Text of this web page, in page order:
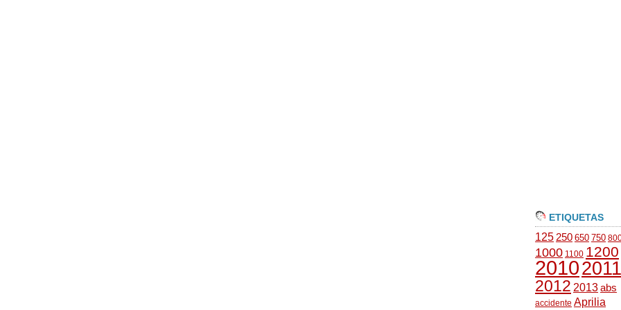
ETIQUETAS
125 250 650 750
1000 1100 1200
20102011
2012 2013abs
accidente Aprilia